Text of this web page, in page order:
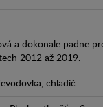
a dokonale padne
2012 až 2019.
chladič